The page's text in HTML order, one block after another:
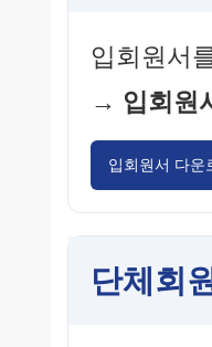
입회원서
→ 입회원
입회원서 다운
단체회